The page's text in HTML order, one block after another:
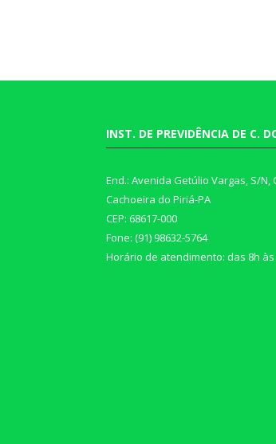
INST. DE PREVIDÊNCIA DE C.
End.: Avenida Getúlio Vargas, S/N,
Cachoeira do Piriá-PA
CEP: 68617-000
Fone: (91) 98632-5764
Horário de atendimento: das 8h às